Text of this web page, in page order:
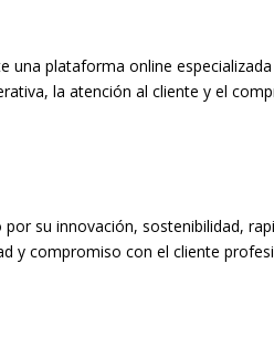
una plataforma online
la atención al cliente y el
su innovación, sostenibilidad,
y compromiso con el cliente